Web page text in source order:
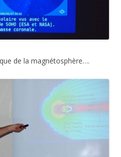
de la magnétosphère….